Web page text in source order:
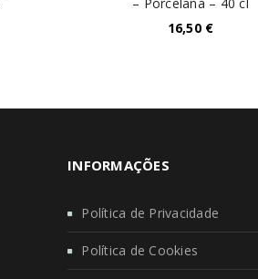
16,50 €
INFORMAÇÕES
Política de Privacidade
Política de Cookies